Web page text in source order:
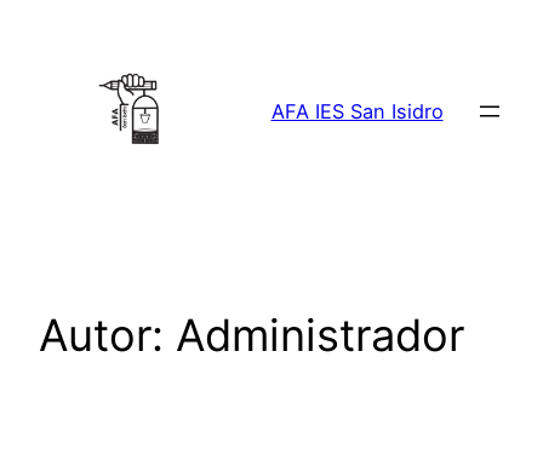
contenido
AFA IES San Isidro
Autor: Administrador